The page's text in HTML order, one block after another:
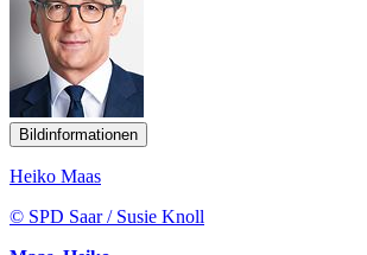
Bildinformationen
Heiko Maas
© SPD Saar / Susie Knoll